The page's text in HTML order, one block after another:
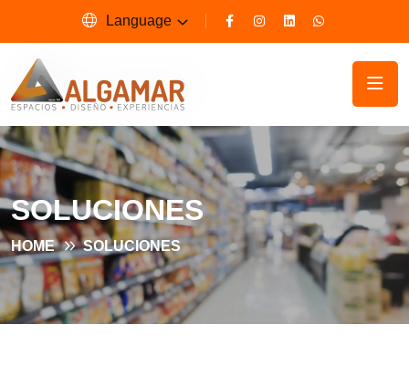
Language
SOLUCIONES
HOME SOLUCIONES